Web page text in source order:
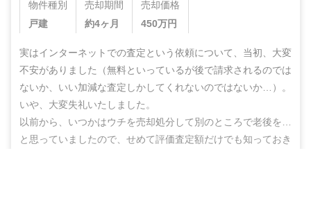
物件種別
戸建
売却期間
約4ヶ月
売却価格
450万円
実はインターネットでの査定という依頼について、当初、大変
不安がありました（無料といっているが後で請求されるのでは
ないか、いい加減な査定しかしてくれないのではないか…）。
いや、大変失礼いたしました。
以前から、いつかはウチを売却処分して別のところで老後を…
と思っていましたので、せめて評価査定額だけでも知っておき